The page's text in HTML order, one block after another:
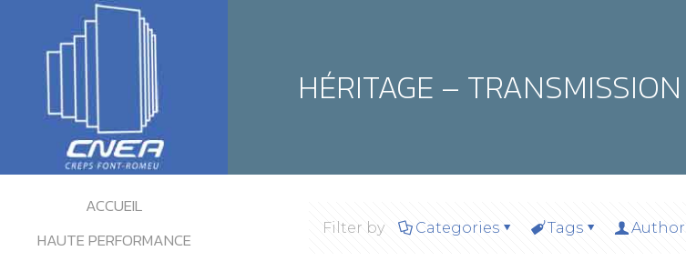
ACCUEIL
HAUTE PERFORMANCE
HÉRITAGE – TRANSMISSION
Filter by Categories Tags